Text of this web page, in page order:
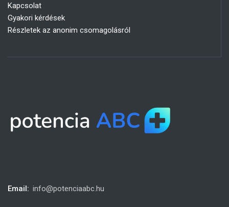
Kapcsolat
Gyakori kérdések
Részletek az anonim csomagolásról
Email: info@potenciaabc.hu